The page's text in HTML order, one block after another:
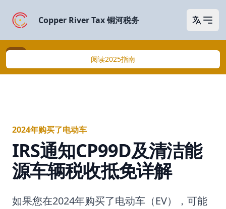
Copper River Tax 铜河税务
2025年买了电动车？阅读2025指南
2024年购买了电动车
IRS通知CP99D及清洁能
源车辆税收抵免详解
如果您在2024年购买了电动车（EV），可能